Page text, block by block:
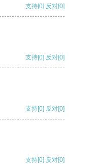
支持[0] 反对[0]
支持[0] 反对[0]
支持[0] 反对[0]
支持[0] 反对[0]